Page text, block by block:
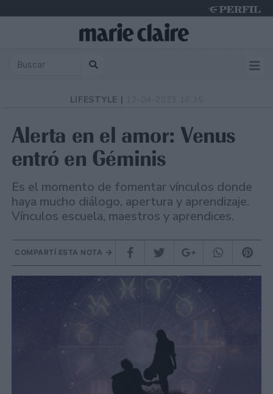
LIFESTYLE |
Alerta en el amor: Venus
entró en Géminis
Es el momento de fomentar vínculos donde
haya mucho diálogo, apertura y aprendizaje.
Vínculos escuela, maestros y aprendices.
COMPARTÍ ESTA NOTA